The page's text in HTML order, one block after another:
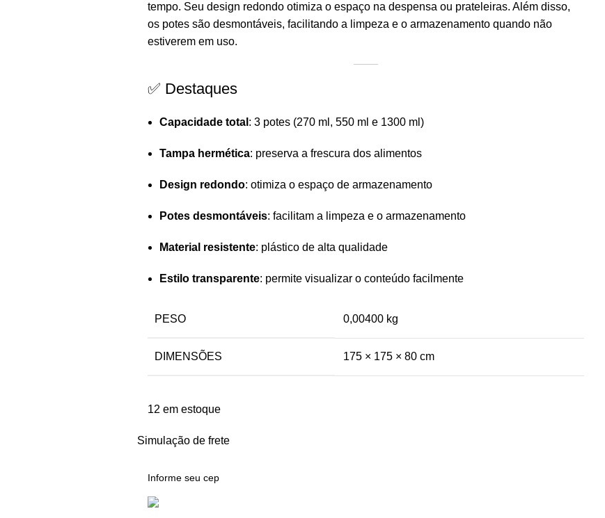
tempo. Seu design redondo otimiza o espaço na despensa ou prateleiras. Além disso,
os potes são desmontáveis, facilitando a limpeza e o armazenamento quando não
estiverem em uso.
✅ Destaques
Capacidade total : 3 potes (270 ml, 550 ml e 1300 ml)
Tampa hermética: preserva a frescura dos alimentos
Design redondo: otimiza o espaço de armazenamento
Potes desmontáveis: facilitam a limpeza e o armazenamento
Material resistente: plástico de alta qualidade
Estilo transparente: permite visualizar o conteúdo facilmente
PESO 0,00400 kg
DIMENSÕES 175 × 175 × 80 cm
12 em estoque
Simulação de frete